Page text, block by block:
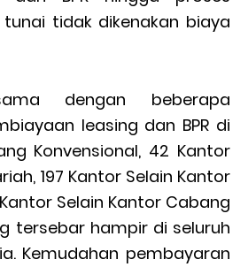
tidak dikenakan biaya
dengan beberapa
leasing dan BPR di
Konvensional, 42 Kantor
197 Kantor Selain Kantor
Selain Kantor Cabang
tersebar hampir di seluruh
Kemudahan pembayaran